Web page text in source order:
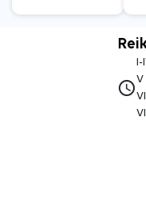
access_timeV